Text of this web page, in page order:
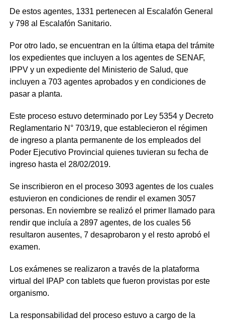
De estos agentes, 1331 pertenecen al Escalafón General
y 798 al Escalafón Sanitario.
Por otro lado, se encuentran en la última etapa del trámite
los expedientes que incluyen a los agentes de SENAF,
IPPV y un expediente del Ministerio de Salud, que
incluyen a 703 agentes aprobados y en condiciones de
pasar a planta.
Este proceso estuvo determinado por Ley 5354 y Decreto
Reglamentario N° 703/19, que establecieron el régimen
de ingreso a planta permanente de los empleados del
Poder Ejecutivo Provincial quienes tuvieran su fecha de
ingreso hasta el 28/02/2019.
Se inscribieron en el proceso 3093 agentes de los cuales
estuvieron en condiciones de rendir el examen 3057
personas. En noviembre se realizó el primer llamado para
rendir que incluía a 2897 agentes, de los cuales 56
resultaron ausentes, 7 desaprobaron y el resto aprobó el
examen.
Los exámenes se realizaron a través de la plataforma
virtual del IPAP con tablets que fueron provistas por este
organismo.
La responsabilidad del proceso estuvo a cargo de la